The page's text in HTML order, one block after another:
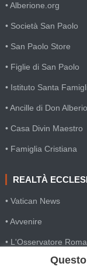
• Alberione.org
• Società San Paolo
• San Paolo Store
• Figlie di San Paolo
• Istituto Santa
• Ancille di Don
• Casa Divin Maestro
• Famiglia Cristiana
REALTÀ
• Vatican News
• Avvenire
• L'Osservatore
• SIR Agenzia